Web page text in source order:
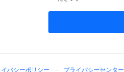
バシーポリシー プライバシーセンター